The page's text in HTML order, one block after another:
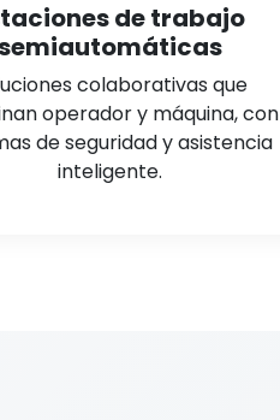
de trabajo
colaborativas que
operador y máquina, con
de seguridad y asistencia
inteligente.